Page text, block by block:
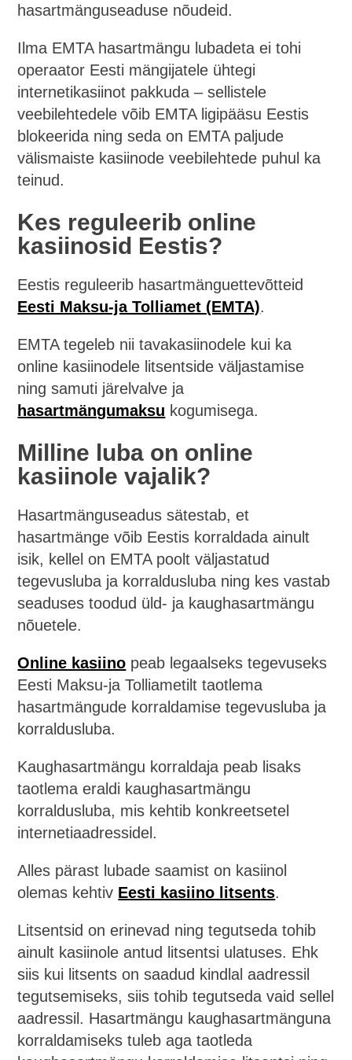
hasartmänguseaduse nõudeid.
Ilma EMTA hasartmängu lubadeta ei tohi
operaator Eesti mängijatele ühtegi
internetikasiinot pakkuda – sellistele
veebilehtedele võib EMTA ligipääsu Eestis
blokeerida ning seda on EMTA paljude
välismaiste kasiinode veebilehtede puhul ka
teinud.
Kes reguleerib online
kasiinosid Eestis?
Eestis reguleerib hasartmänguettevõtteid
Eesti Maksu-ja Tolliamet (EMTA).
EMTA tegeleb nii tavakasiinodele kui ka
online kasiinodele litsentside väljastamise
ning samuti järelvalve ja
hasartmängumaksu kogumisega.
Milline luba on online
kasiinole vajalik?
Hasartmänguseadus sätestab, et
hasartmänge võib Eestis korraldada ainult
isik, kellel on EMTA poolt väljastatud
tegevusluba ja korraldusluba ning kes vastab
seaduses toodud üld- ja kaughasartmängu
nõuetele.
Online kasiino peab legaalseks tegevuseks
Eesti Maksu-ja Tolliametilt taotlema
hasartmängude korraldamise tegevusluba ja
korraldusluba.
Kaughasartmängu korraldaja peab lisaks
taotlema eraldi kaughasartmängu
korraldusluba, mis kehtib konkreetsetel
internetiaadressidel.
Alles pärast lubade saamist on kasiinol
olemas kehtiv Eesti kasiino litsents.
Litsentsid on erinevad ning tegutseda tohib
ainult kasiinole antud litsentsi ulatuses. Ehk
siis kui litsents on saadud kindlal aadressil
tegutsemiseks, siis tohib tegutseda vaid sellel
aadressil. Hasartmängu kaughasartmänguna
korraldamiseks tuleb aga taotleda